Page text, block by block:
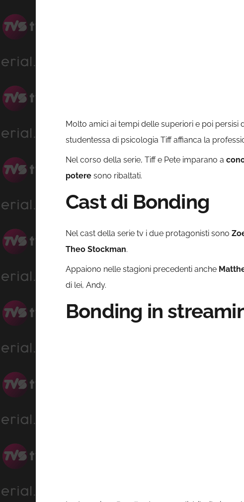
Molto amici ai tempi delle superiori e poi persisi
studentessa di psicologia Tiff affianca la
Nel corso della serie, Tiff e Pete imparano a
potere sono ribaltati.
Cast di Bonding
Nel cast della serie tv i due protagonisti sono
Theo Stockman.
Appaiono nelle stagioni precedenti anche
di lei, Andy.
Bonding in